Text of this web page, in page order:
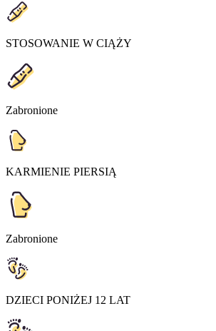
STOSOWANIE W CIĄŻY
Zabronione
KARMIENIE PIERSIĄ
Zabronione
DZIECI PONIŻEJ 12 LAT